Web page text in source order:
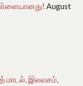
August
மாடல், இலவசம்,